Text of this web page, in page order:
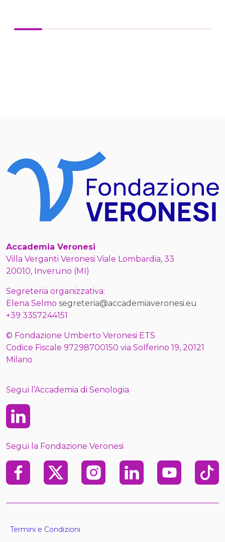
Accademia Veronesi
Villa Verganti Veronesi Viale Lombardia, 33
20010, Inveruno (MI)
Segreteria organizzativa:
Elena Selmo segreteria@accademiaveronesi.eu
+39 3357244151
© Fondazione Umberto Veronesi ETS
Codice Fiscale 97298700150 via Solferino 19, 20121
Milano
Segui l’Accademia di Senologia
Linkedin
Segui la Fondazione Veronesi
FacebookX InstagramLinkedin Youtube TikTok
Termini e Condizioni